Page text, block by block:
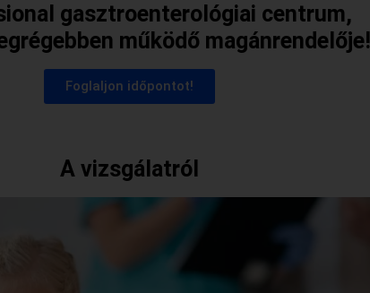
gasztroenterológiai centrum,
működő magánrendelője!
Foglaljon időpontot!
A vizsgálatról